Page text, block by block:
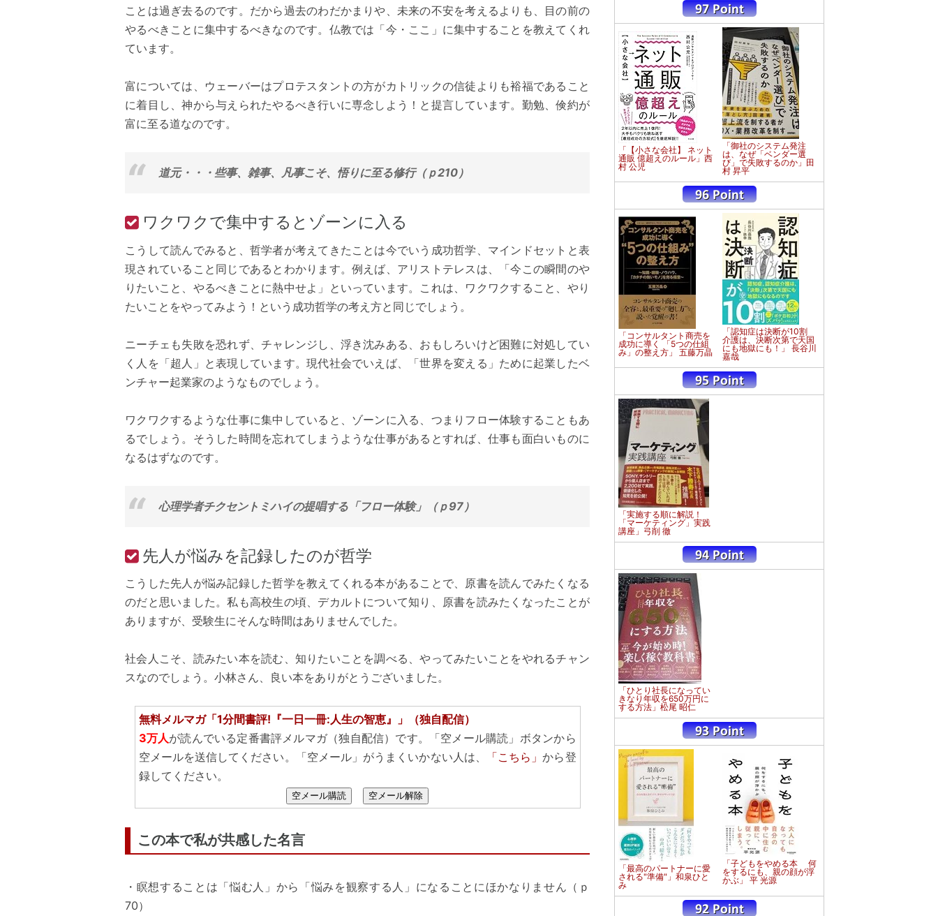
ことは過ぎ去るのです。だから過去のわだかまりや、未来の不安を考えるよりも、目の前の
やるべきことに集中するべきなのです。仏教では「今・ここ」に集中することを教えてくれ
ています。
富については、ウェーバーはプロテスタントの方がカトリックの信徒よりも裕福であること
に着目し、神から与えられたやるべき行いに専念しよう！と提言しています。勤勉、倹約が
富に至る道なのです。
道元・・・些事、雑事、凡事こそ、悟りに至る修行（ｐ210）
ワクワクで集中するとゾーンに入る
こうして読んでみると、哲学者が考えてきたことは今でいう成功哲学、マインドセットと表
現されていること同じであるとわかります。例えば、アリストテレスは、「今この瞬間のや
りたいこと、やるべきことに熱中せよ」といっています。これは、ワクワクすること、やり
たいことをやってみよう！という成功哲学の考え方と同じでしょう。
ニーチェも失敗を恐れず、チャレンジし、浮き沈みある、おもしろいけど困難に対処してい
く人を「超人」と表現しています。現代社会でいえば、「世界を変える」ために起業したベ
ンチャー起業家のようなものでしょう。
ワクワクするような仕事に集中していると、ゾーンに入る、つまりフロー体験することもあ
るでしょう。そうした時間を忘れてしまうような仕事があるとすれば、仕事も面白いものに
なるはずなのです。
心理学者チクセントミハイの提唱する「フロー体験」（ｐ97）
先人が悩みを記録したのが哲学
こうした先人が悩み記録した哲学を教えてくれる本があることで、原書を読んでみたくなる
のだと思いました。私も高校生の頃、デカルトについて知り、原書を読みたくなったことが
ありますが、受験生にそんな時間はありませんでした。
社会人こそ、読みたい本を読む、知りたいことを調べる、やってみたいことをやれるチャン
スなのでしょう。小林さん、良い本をありがとうございました。
無料メルマガ「1分間書評!『一日一冊:人生の智恵』」（独自配信）
3万人が読んでいる定番書評メルマガ（独自配信）です。「空メール購読」ボタンから
空メールを送信してください。「空メール」がうまくいかない人は、
「こちら」から登
録してください。
空メール購読 空メール解除
この本で私が共感した名言
・瞑想することは「悩む人」から「悩みを観察する人」になることにほかなりません（ｐ
70）
「【小さな会社】 ネット
通販 億超えのルール」西
村 公児
「御社のシステム発注
は、なぜ「ベンダー選
び」で失敗するのか」田
村 昇平
「コンサルタント商売を
成功に導く 「5つの仕組
み」の整え方」 五藤万晶
「認知症は決断が10割
介護は、決断次第で天国
にも地獄にも！」 長谷川
嘉哉
「実施する順に解説！
「マーケティング」実践
講座」弓削 徹
「ひとり社長になってい
きなり年収を650万円に
する方法」松尾 昭仁
「最高のパートナーに愛
される"準備"」和泉ひと
み
「子どもをやめる本 何
をするにも、親の顔が浮
かぶ」 平 光源